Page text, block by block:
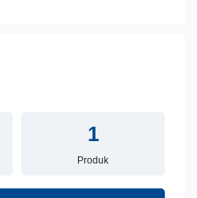
1
Produk